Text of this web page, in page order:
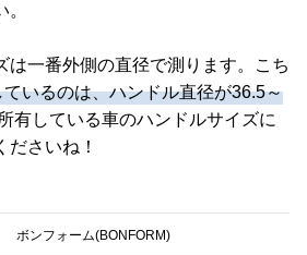
は一番外側の直径で測ります。こち
いるのは、ハンドル直径が36.5～
有している車のハンドルサイズに
さいね！
ボンフォーム(BONFORM)